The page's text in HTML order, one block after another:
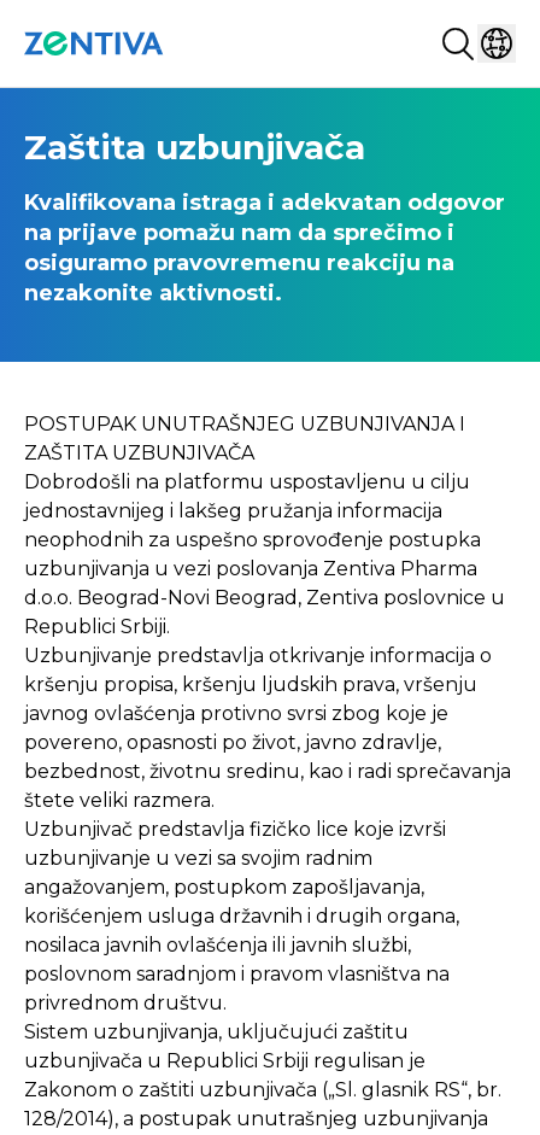
Search...
Zaštita uzbunjivača
Kvalifikovana istraga i adekvatan odgovor
na prijave pomažu nam da sprečimo i
osiguramo pravovremenu reakciju na
nezakonite aktivnosti.
POSTUPAK UNUTRAŠNJEG UZBUNJIVANJA I
ZAŠTITA UZBUNJIVAČA
Dobrodošli na platformu uspostavljenu u cilju
jednostavnijeg i lakšeg pružanja informacija
neophodnih za uspešno sprovođenje postupka
uzbunjivanja u vezi poslovanja Zentiva Pharma
d.o.o. Beograd-Novi Beograd, Zentiva poslovnice u
Republici Srbiji.
Uzbunjivanje predstavlja otkrivanje informacija o
kršenju propisa, kršenju ljudskih prava, vršenju
javnog ovlašćenja protivno svrsi zbog koje je
povereno, opasnosti po život, javno zdravlje,
bezbednost, životnu sredinu, kao i radi sprečavanja
štete veliki razmera.
Uzbunjivač predstavlja fizičko lice koje izvrši
uzbunjivanje u vezi sa svojim radnim
angažovanjem, postupkom zapošljavanja,
korišćenjem usluga državnih i drugih organa,
nosilaca javnih ovlašćenja ili javnih službi,
poslovnom saradnjom i pravom vlasništva na
privrednom društvu.
Sistem uzbunjivanja, uključujući zaštitu
uzbunjivača u Republici Srbiji regulisan je
Zakonom o zaštiti uzbunjivača („Sl. glasnik RS“, br.
128/2014), a postupak unutrašnjeg uzbunjivanja